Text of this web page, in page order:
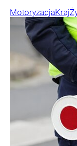
MotoryzacjaKraj